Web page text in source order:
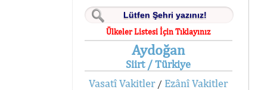
Ülkeler Listesi İçin Tıklayınız
Aydoğan
Siirt / Türkiye
Vasatî Vakitler/ Ezânî Vakitler